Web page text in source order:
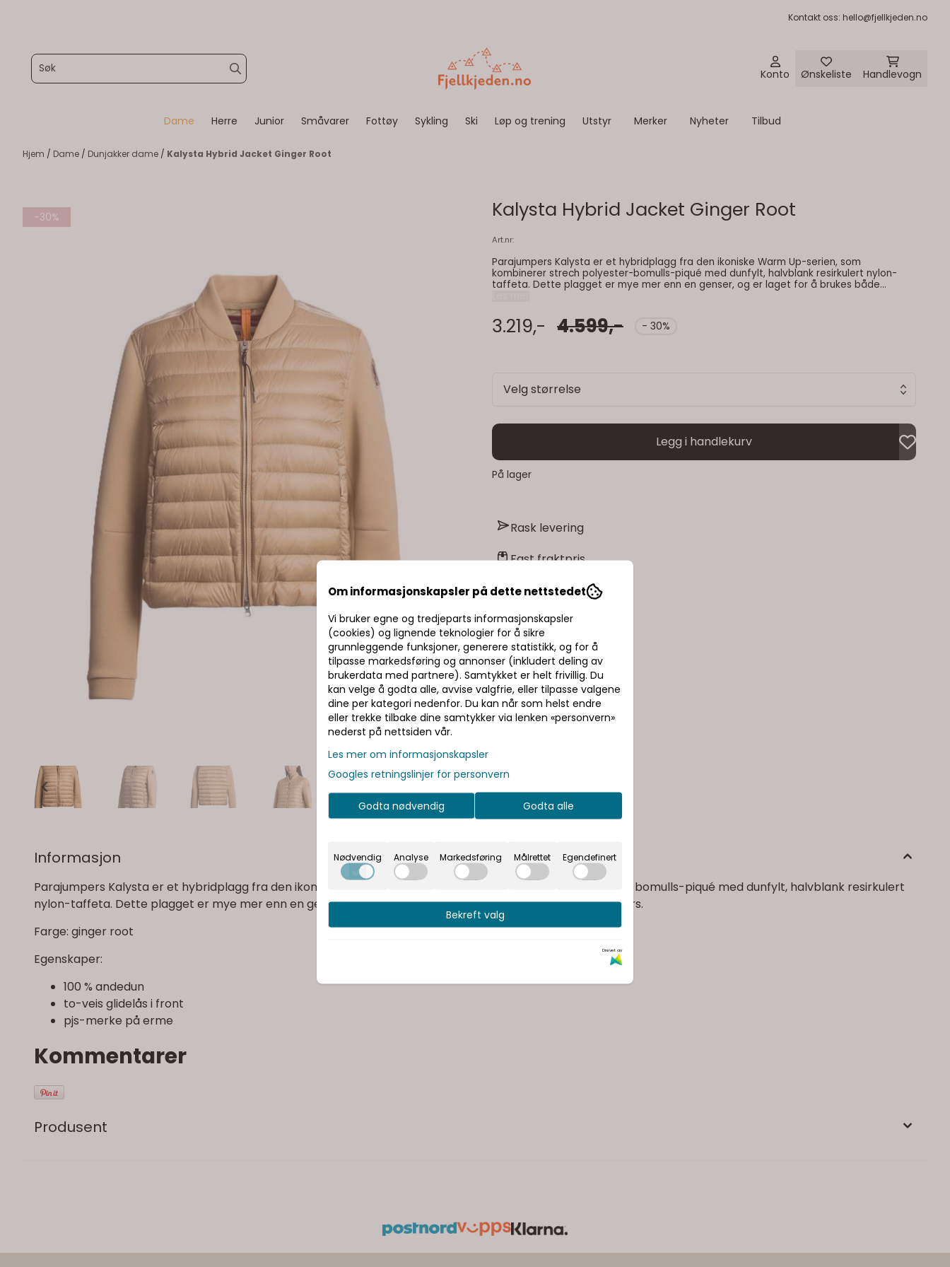
Kontakt oss: hello@fjellkjeden.no
Konto Ønskeliste Handlevogn
Dame Herre Junior Småvarer Fottøy Sykling Ski Løp og trening Utstyr Merker Nyheter Tilbud
Hjem / Dame / Dunjakker dame / Kalysta Hybrid Jacket Ginger Root
-30% Kalysta Hybrid Jacket Ginger Root
Art.nr:
Parajumpers Kalysta er et hybridplagg fra den ikoniske Warm Up-serien, som
kombinerer strech polyester-bomulls-piqué med dunfylt, halvblank resirkulert nylon-
taffeta. Dette plagget er mye mer enn en genser, og er laget for å brukes både
3.219,- 4.599,- - 30%
Velg størrelse
Legg i handlekurv
På lager
Rask levering
Fast fraktpris
Kvalitetsprodukter
Informasjon
Parajumpers Kalysta er et hybridplagg fra den ikoniske Warm Up-serien, som kombinerer strech polyester-bomulls-piqué med dunfylt, halvblank resirkulert
nylon-taffeta. Dette plagget er mye mer enn en genser, og er laget for å brukes både innendørs og utendørs.
Farge: ginger root
Egenskaper:
100 % andedun
to-veis glidelås i front
pjs-merke på erme
Kommentarer
Produsent
Om informasjonskapsler på dette nettstedet
Vi bruker egne og tredjeparts informasjonskapsler
(cookies) og lignende teknologier for å sikre
grunnleggende funksjoner, generere statistikk, og for å
tilpasse markedsføring og annonser (inkludert deling av
brukerdata med partnere). Samtykket er helt frivillig. Du
kan velge å godta alle, avvise valgfrie, eller tilpasse valgene
dine per kategori nedenfor. Du kan når som helst endre
eller trekke tilbake dine samtykker via lenken «personvern»
nederst på nettsiden vår.
Les mer om informasjonskapsler
Googles retningslinjer for personvern
Godta nødvendig Godta alle
Nødvendig Analyse Markedsføring Målrettet Egendefinert
Bekreft valg
Drevet av